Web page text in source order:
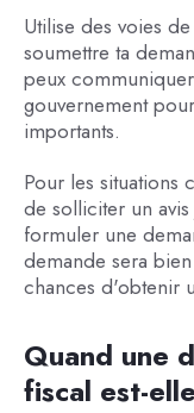
Utilise des voies
soumettre ta
peux
gouvernement
importants.
Pour les situations
de solliciter un
formuler une
demande sera
chances d'obtenir
Quand une
fiscal est-